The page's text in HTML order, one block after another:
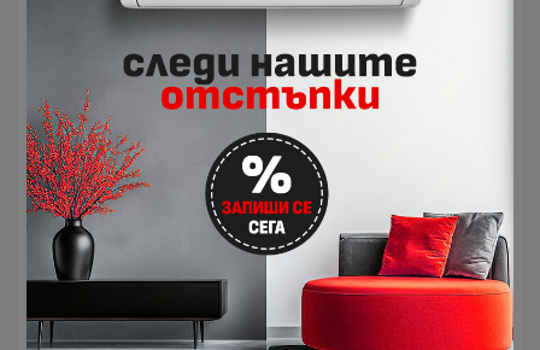
Климатиците на LG са проектирани така, че да
се монтират по-лесно и по-ефективно
независимо от околните предмети и броя на
лицата, които участват в процеса на монтаж.
Чрез намаляване на необходимостта от човешка
сила и време за монтаж сега е възможно да се
монтират повече климатици в повече домове за
по-кратко време.